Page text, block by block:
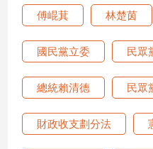
娛
時
尚
傅崐萁 林楚茵
國民黨立委 民眾
總統賴清德 民眾
財政收支劃分法